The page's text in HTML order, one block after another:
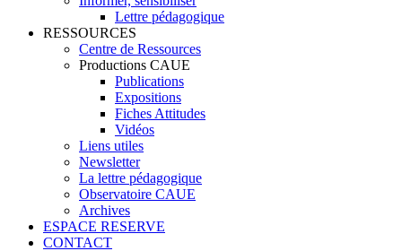
Lettre pédagogique
RESSOURCES
Centre de Ressources
Productions CAUE
Publications
Expositions
Fiches Attitudes
Vidéos
Liens utiles
Newsletter
La lettre pédagogique
Observatoire CAUE
Archives
ESPACE RESERVE
CONTACT